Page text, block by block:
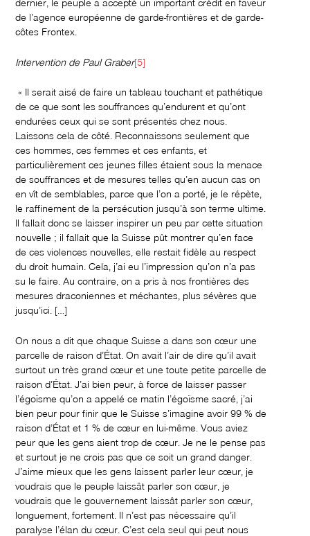
de l’agence européenne de garde-frontières et de garde-
côtes Frontex.
Intervention de Paul Graber[5]
« Il serait aisé de faire un tableau touchant et pathétique
de ce que sont les souffrances qu’endurent et qu’ont
endurées ceux qui se sont présentés chez nous.
Laissons cela de côté. Reconnaissons seulement que
ces hommes, ces femmes et ces enfants, et
particulièrement ces jeunes filles étaient sous la menace
de souffrances et de mesures telles qu’en aucun cas on
en vît de semblables, parce que l’on a porté, je le répète,
le raffinement de la persécution jusqu’à son terme ultime.
Il fallait donc se laisser inspirer un peu par cette situation
nouvelle ; il fallait que la Suisse pût montrer qu’en face
de ces violences nouvelles, elle restait fidèle au respect
du droit humain. Cela, j’ai eu l’impression qu’on n’a pas
su le faire. Au contraire, on a pris à nos frontières des
mesures draconiennes et méchantes, plus sévères que
jusqu’ici. […]
On nous a dit que chaque Suisse a dans son cœur une
parcelle de raison d’État. On avait l’air de dire qu’il avait
surtout un très grand cœur et une toute petite parcelle de
raison d’État. J’ai bien peur, à force de laisser passer
l’égoïsme qu’on a appelé ce matin l’égoïsme sacré, j’ai
bien peur pour finir que le Suisse s’imagine avoir 99 % de
raison d’État et 1 % de cœur en lui-même. Vous aviez
peur que les gens aient trop de cœur. Je ne le pense pas
et surtout je ne crois pas que ce soit un grand danger.
J’aime mieux que les gens laissent parler leur cœur, je
voudrais que le peuple laissât parler son cœur, je
voudrais que le gouvernement laissât parler son cœur,
longuement, fortement. Il n’est pas nécessaire qu’il
paralyse l’élan du cœur. C’est cela seul qui peut nous